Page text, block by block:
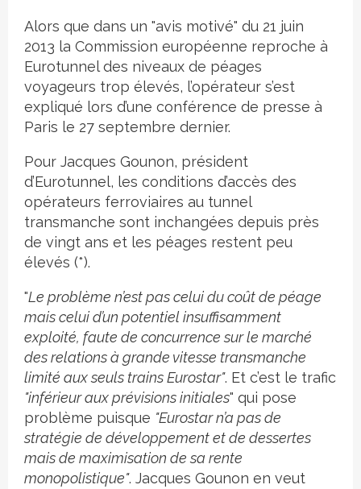
Crédit photo
Alors que dans un "avis motivé" du 21 juin
2013 la Commission européenne reproche à
Eurotunnel des niveaux de péages
voyageurs trop élevés, l’opérateur s’est
expliqué lors d’une conférence de presse à
Paris le 27 septembre dernier.
Pour Jacques Gounon, président
d’Eurotunnel, les conditions d’accès des
opérateurs ferroviaires au tunnel
transmanche sont inchangées depuis près
de vingt ans et les péages restent peu
élevés (*).
"Le problème n’est pas celui du coût de péage
mais celui d’un potentiel insuffisamment
exploité, faute de concurrence sur le marché
des relations à grande vitesse transmanche
limité aux seuls trains Eurostar". Et c’est le trafic
"inférieur aux prévisions initiales" qui pose
problème puisque "Eurostar n’a pas de
stratégie de développement et de dessertes
mais de maximisation de sa rente
monopolistique". Jacques Gounon en veut